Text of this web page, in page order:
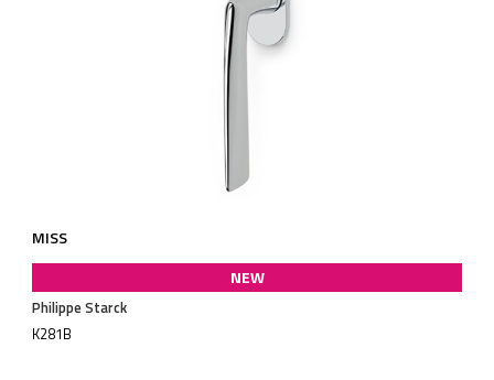
MISS
NEW
Philippe Starck
K281B